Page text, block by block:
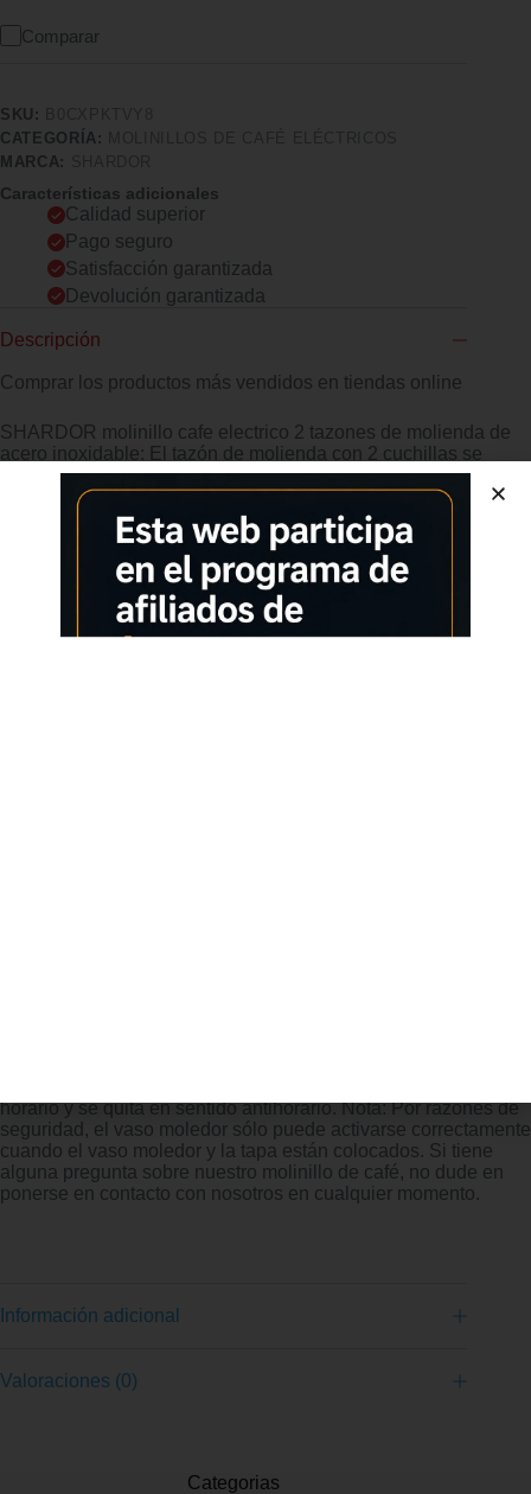
Comparar
SKU:
CATEGORÍA:
MARCA:
Características adicionales
Calidad superior
Pago seguro
Satisfacción garantizada
Devolución garantizada
Descripción
Comprar los productos más vendidos en tiendas online
SHARDOR molinillo cafe electrico 2 tazones de molienda de
acero inoxidable: El tazón de molienda con 2 cuchillas se
utiliza para moler ingredientes secos duros o sin humedad:
Granos de café, especias, granos, hierbas, etc. El bol de
molienda con 4 cuchillas se utiliza para moler ingredientes
húmedos blandos o aceitosos: Frutos secos, semillas de lino,
cebollas, ajo, jengibre, etc. Rectificado automático de
engranajes: Al establecer diferentes tiempos para el (molinillo
de café eléctrico) para obtener diferentes grosores, cuanto más
largo sea el tiempo, más fina será la molienda, cuando el
horario y se quita en sentido antihorario. Nota: Por razones de
seguridad, el vaso moledor sólo puede activarse correctamente
cuando el vaso moledor y la tapa están colocados. Si tiene
alguna pregunta sobre nuestro molinillo de café, no dude en
ponerse en contacto con nosotros en cualquier momento.
Información adicional
Valoraciones (0)
Categorias